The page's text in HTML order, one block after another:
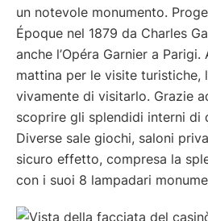
un notevole monumento.
Époque nel 1879 da Charles
anche l’Opéra Garnier a
mattina per le visite turistiche,
vivamente di visitarlo. Grazie
scoprire gli splendidi interni di
Diverse sale giochi, saloni
sicuro effetto, compresa la
con i suoi 8 lampadari